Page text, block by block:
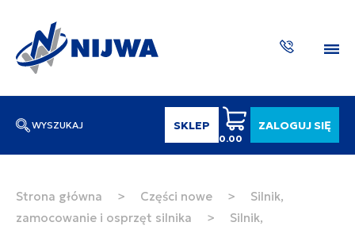
WYSZUKAJ SKLEP
0.00
ZALOGUJ SIĘ
Wpisz numer katalogowy lub nazwę
SZUKAJ
Strona główna > Części nowe >
Silnik,
zamocowanie i osprzęt silnika
>
Silnik,